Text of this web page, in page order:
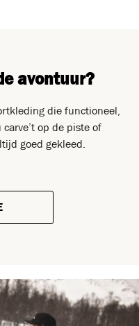
avontuur?
die functioneel,
op de piste of
goed gekleed.